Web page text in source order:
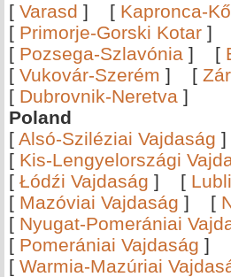
[ Varasd ] [ Kapronca-
[ Primorje-Gorski Kotar ]
[ Pozsega-Szlavónia ] [
[ Vukovár-Szerém ] [
[ Dubrovnik-Neretva ]
Poland
[ Alsó-Sziléziai Vajdaság
[ Kis-Lengyelországi
[ Łódźi Vajdaság ] [
[ Mazóviai Vajdaság ] [
[ Nyugat-Pomerániai
[ Pomerániai Vajdaság ]
[ Warmia-Mazúriai